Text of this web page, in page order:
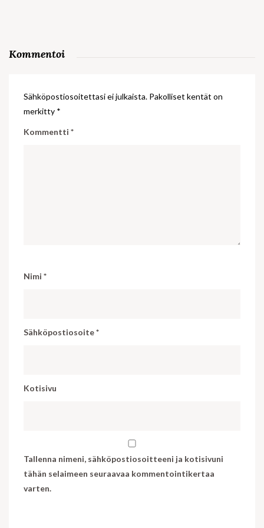
Kommentoi
Sähköpostiosoitettasi ei julkaista. Pakolliset kentät on
merkitty *
Kommentti *
Nimi *
Sähköpostiosoite*
Kotisivu
Tallenna nimeni, sähköpostiosoitteeni ja kotisivuni
tähän selaimeen seuraavaa kommentointikertaa
varten.